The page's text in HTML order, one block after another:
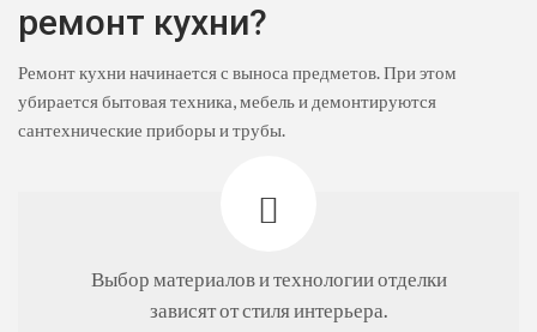
ремонт кухни?
Ремонт кухни начинается с выноса предметов. При этом
убирается бытовая техника, мебель и демонтируются
сантехнические приборы и трубы.
Выбор материалов и технологии отделки
зависят от стиля интерьера.